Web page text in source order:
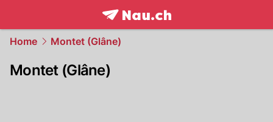
frontpage.NAU.ch
Home Montet (Glâne)
Montet (Glâne)